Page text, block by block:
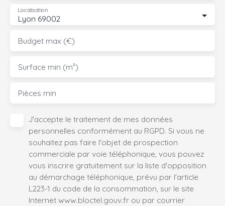
Lyon 69002
Localisation
Budget max (€)
Surface min (m²)
Pièces min
J'accepte le traitement de mes données
personnelles conformément au RGPD. Si vous ne
souhaitez pas faire l'objet de prospection
commerciale par voie téléphonique, vous pouvez
vous inscrire gratuitement sur la liste d'opposition
au démarchage téléphonique, prévu par l'article
L223-1 du code de la consommation, sur le site
Internet www.bloctel.gouv.fr ou par courrier